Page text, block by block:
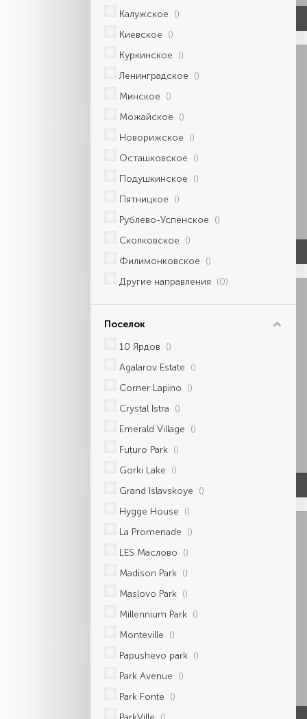
Калужское ()
Киевское ()
Куркинское ()
Ленинградское ()
Минское ()
Можайское ()
Новорижское ()
Осташковское ()
Подушкинское ()
Пятницкое ()
Рублево-Успенское ()
Сколковское ()
Филимонковское ()
Другие направления (0)
Поселок
10 Ярдов ()
Agalarov Estate ()
Corner Lapino ()
Crystal Istra ()
Emerald Village ()
Futuro Park ()
Gorki Lake ()
Grand Islavskoye ()
Hygge House ()
La Promenade ()
LES Маслово ()
Madison Park ()
Maslovo Park ()
Millennium Park ()
Monteville ()
Papushevo park ()
Park Avenue ()
Park Fonte ()